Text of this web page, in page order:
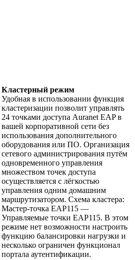
Кластерный режим
Удобная в использовании функция
кластеризации позволит управлять
24 точками доступа Auranet EAP в
вашей корпоративной сети без
использования дополнительного
оборудования или ПО. Организация
сетевого администрирования путём
одновременного управления
множеством точек доступа
осуществляется с лёгкостью
управления одним домашним
маршрутизатором. Схема кластера:
Мастер-точка EAP115 —
Управляемые точки EAP115. В этом
режиме нет возможности настроить
функцию балансировки нагрузки и
несколько ограничен функционал
портала аутентификации.